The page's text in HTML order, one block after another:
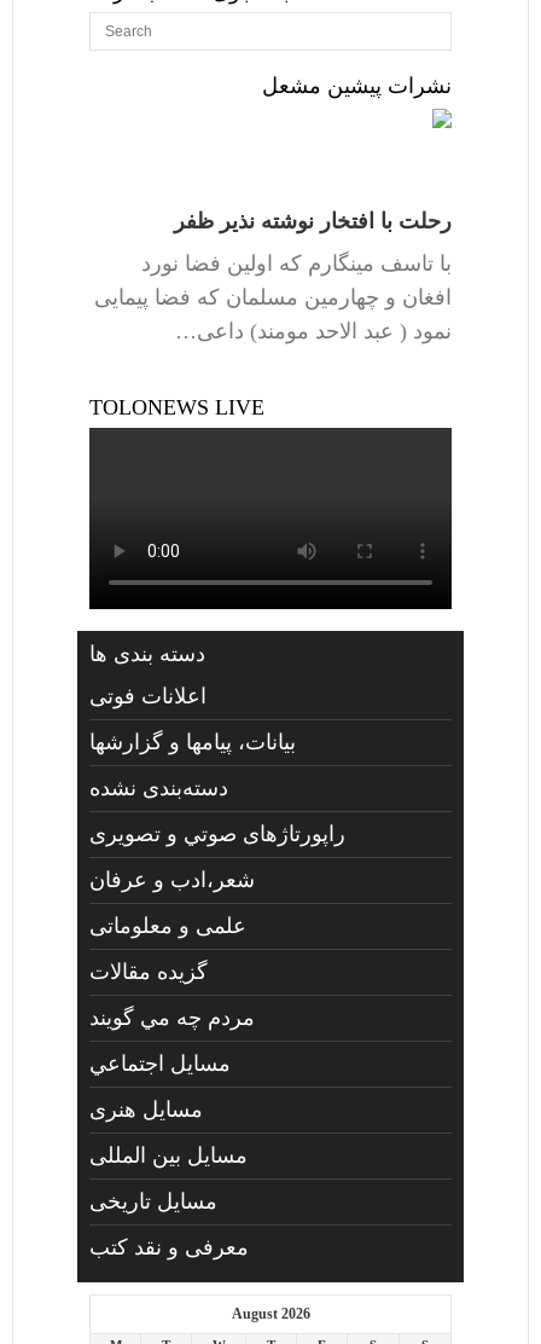
نشرات پیشین مشعل
رحلت با افتخار نوشته نذیر ظفر
با تاسف مینگارم که اولین فضا نورد
افغان و چهارمین مسلمان که فضا پیمایی
نمود ( عبد الاحد مومند) داعی…
TOLONEWS LIVE
دسته بندی ها
اعلانات فوتی
بیانات، پیامها و گزارشها
دسته‌بندی نشده
راپورتاژهای صوتي و تصويری
شعر،ادب و عرفان
علمی و معلوماتی
گزیده مقالات
مردم چه مي گويند
مسايل اجتماعي
مسايل هنری
مسایل بین المللی
مسایل تاریخی
معرفی و نقد کتب
August 2026